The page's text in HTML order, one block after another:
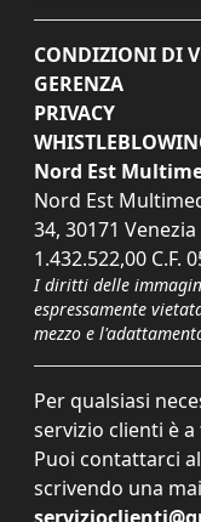
CONDIZIONI DI
GERENZA
PRIVACY
Nord Est
Nord Est
34, 30171 Venezia
1.432.522,00 C.F.
I diritti delle
espressamente
mezzo e
Per qualsiasi
servizio clienti è
Puoi contattarci
scrivendo una